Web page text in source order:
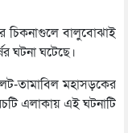
চিকনাগুলে বালুবোঝাই
ঘটনা ঘটেছে।
তামাবিল মহাসড়কের
এলাকায় এই ঘটনাটি